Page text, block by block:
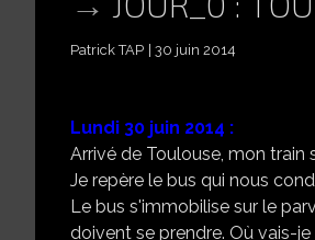
Patrick TAP 30 juin 2014
Lundi 30 juin 2014 :
Arrivé de Toulouse, mon train
Je repère le bus qui nous
Le bus s'immobilise sur le
doivent se prendre. Où vais-